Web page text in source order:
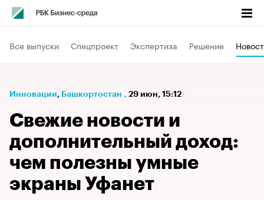
Все выпуски Спецпроект Экспертиза Решение
Инновации⁠, Башкортостан , 29 июн, 15:12
Свежие новости и
дополнительный доход:
чем полезны умные
экраны Уфанет